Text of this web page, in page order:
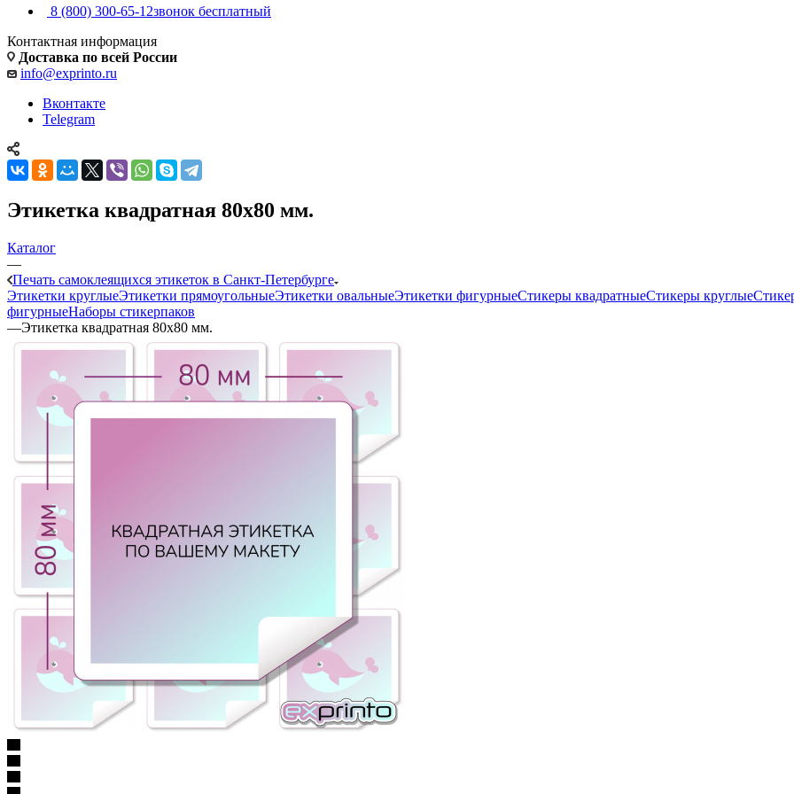
8 (800) 300-65-12звонок бесплатный
Контактная информация
Доставка по всей России
info@exprinto.ru
Вконтакте
Telegram
Этикетка квадратная 80х80 мм.
Каталог
—
Печать самоклеящихся этикеток в Санкт-Петербурге
Этикетки круглыеЭтикетки прямоугольныеЭтикетки овальныеЭтикетки фигурныеСтикеры квадратныеСтикеры круглые
фигурныеНаборы стикерпаков
—Этикетка квадратная 80х80 мм.